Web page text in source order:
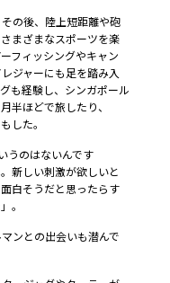
の後、陸上短距離や砲
まざまなスポーツを楽
フィッシングやキャン
ジャーにも足を踏み入
も経験し、シンガポール
半ほどで旅したり、
した。
うのはないんです
新しい刺激が欲しいと
白そうだと思ったらす
。
ンとの出会いも潜んで